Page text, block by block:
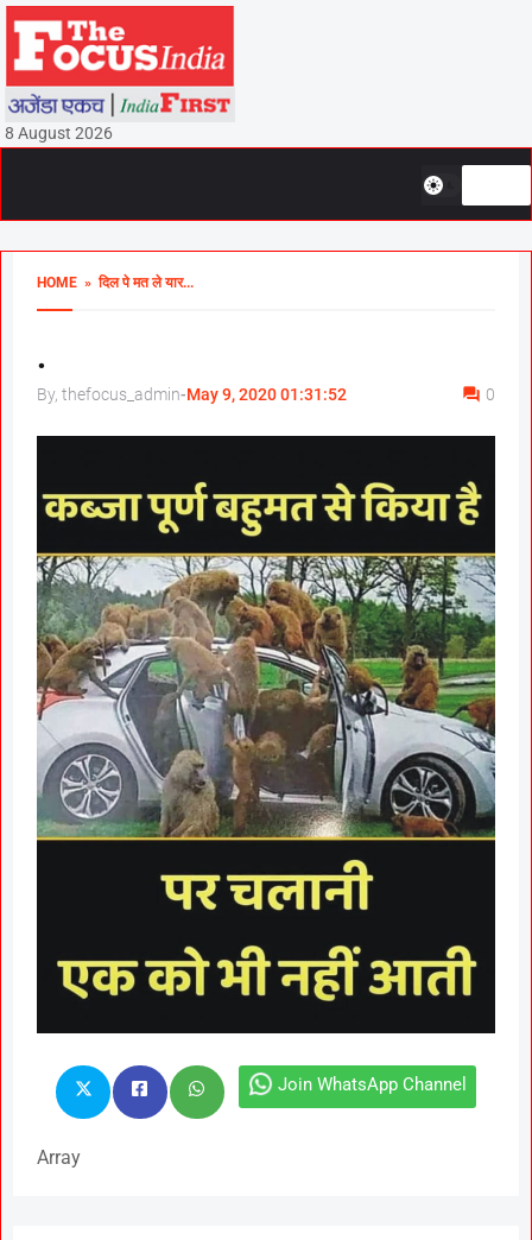
8 August 2026
HOME » दिल पे मत ले यार...
.
By, thefocus_admin-May 9, 2020 01:31:52 0
Join WhatsApp Channel
Array